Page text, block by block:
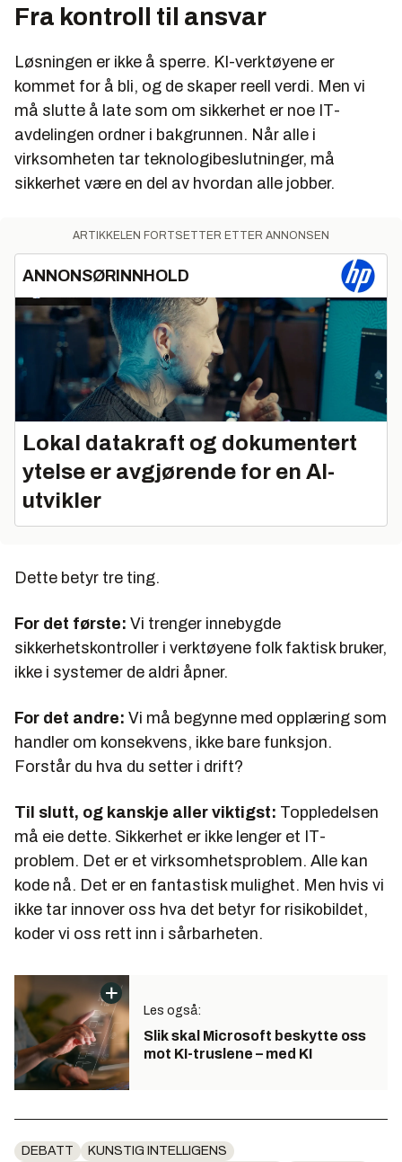
Fra kontroll til ansvar
Løsningen er ikke å sperre. KI-verktøyene er
kommet for å bli, og de skaper reell verdi. Men vi
må slutte å late som om sikkerhet er noe IT-
avdelingen ordner i bakgrunnen. Når alle i
virksomheten tar teknologibeslutninger, må
sikkerhet være en del av hvordan alle jobber.
ARTIKKELEN FORTSETTER ETTER ANNONSEN
ANNONSØRINNHOLD
Lokal datakraft og dokumentert
ytelse er avgjørende for en AI-
utvikler
Dette betyr tre ting.
For det første: Vi trenger innebygde
sikkerhetskontroller i verktøyene folk faktisk bruker,
ikke i systemer de aldri åpner.
For det andre: Vi må begynne med opplæring som
handler om konsekvens, ikke bare funksjon.
Forstår du hva du setter i drift?
Til slutt, og kanskje aller viktigst: Toppledelsen
må eie dette. Sikkerhet er ikke lenger et IT-
problem. Det er et virksomhetsproblem. Alle kan
kode nå. Det er en fantastisk mulighet. Men hvis vi
ikke tar innover oss hva det betyr for risikobildet,
koder vi oss rett inn i sårbarheten.
Les også:
Slik skal Microsoft beskytte oss
mot KI-truslene – med KI
DEBATT
KUNSTIG INTELLIGENS